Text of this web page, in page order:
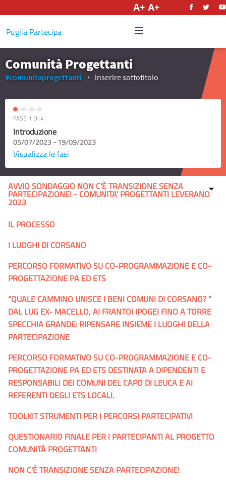
Puglia Partecipa
Comunità Progettanti
#comunitaprogettanti inserire sottotitolo
FASE 1 DI 4
Introduzione
05/07/2023 - 19/09/2023
Visualizza le fasi
AVVIO SONDAGGIO NON C'È TRANSIZIONE SENZA
PARTECIPAZIONE! - COMUNITA' PROGETTANTI LEVERANO
2023
IL PROCESSO
I LUOGHI DI CORSANO
PERCORSO FORMATIVO SU CO-PROGRAMMAZIONE E CO-
PROGETTAZIONE PA ED ETS
“QUALE CAMMINO UNISCE I BENI COMUNI DI CORSANO? “
DAL LUG EX- MACELLO, AI FRANTOI IPOGEI FINO A TORRE
SPECCHIA GRANDE: RIPENSARE INSIEME I LUOGHI DELLA
PARTECIPAZIONE
PERCORSO FORMATIVO SU CO-PROGRAMMAZIONE E CO-
PROGETTAZIONE PA ED ETS DESTINATA A DIPENDENTI E
RESPONSABILI DEI COMUNI DEL CAPO DI LEUCA E AI
REFERENTI DEGLI ETS LOCALI.
TOOLKIT STRUMENTI PER I PERCORSI PARTECIPATIVI
QUESTIONARIO FINALE PER I PARTECIPANTI AL PROGETTO
COMUNITÀ PROGETTANTI
NON C'È TRANSIZIONE SENZA PARTECIPAZIONE!